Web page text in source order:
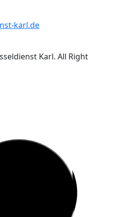
karl.de
Karl. All Right